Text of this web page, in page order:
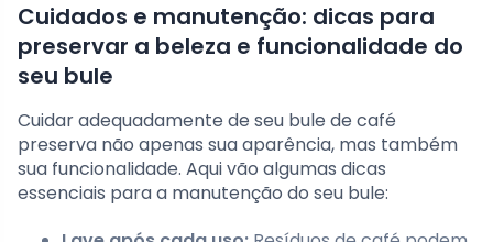
Cuidados e manutenção: dicas para
preservar a beleza e funcionalidade do
seu bule
Cuidar adequadamente de seu bule de café
preserva não apenas sua aparência, mas também
sua funcionalidade. Aqui vão algumas dicas
essenciais para a manutenção do seu bule: